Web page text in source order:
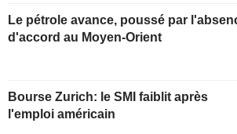
Le pétrole avance, poussé par
d'accord au Moyen-Orient
Bourse Zurich: le SMI faiblit après
l'emploi américain